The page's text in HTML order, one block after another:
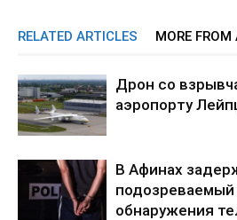
RELATED ARTICLES MORE
Дрон со
аэропорту
В Афинах
подозреваемый
обнаружения